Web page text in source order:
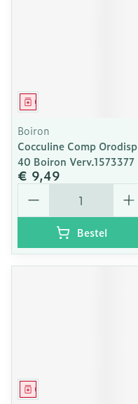
Geneesmiddel
Boiron
Cocculine Comp Orodisp
40 Boiron Verv.1573377
€ 9,49
Aantal
Bestel
Geneesmiddel